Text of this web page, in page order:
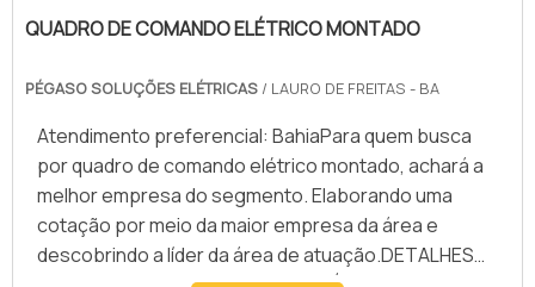
QUADRO DE COMANDO ELÉTRICO MONTADO
PÉGASO SOLUÇÕES ELÉTRICAS / LAURO DE FREITAS - BA
Atendimento preferencial: BahiaPara quem busca
por quadro de comando elétrico montado, achará a
melhor empresa do segmento. Elaborando uma
cotação por meio da maior empresa da área e
descobrindo a líder da área de atuação.DETALHES